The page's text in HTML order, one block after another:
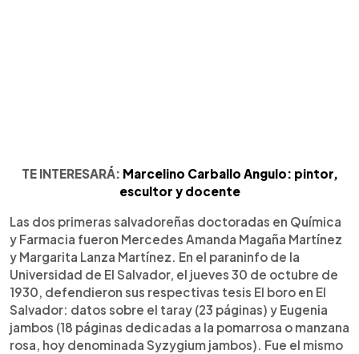
TE INTERESARÁ: Marcelino Carballo Angulo: pintor,
escultor y docente
Las dos primeras salvadoreñas doctoradas en Química
y Farmacia fueron Mercedes Amanda Magaña Martínez
y Margarita Lanza Martínez. En el paraninfo de la
Universidad de El Salvador, el jueves 30 de octubre de
1930, defendieron sus respectivas tesis El boro en El
Salvador: datos sobre el taray (23 páginas) y Eugenia
jambos (18 páginas dedicadas a la pomarrosa o manzana
rosa, hoy denominada Syzygium jambos). Fue el mismo